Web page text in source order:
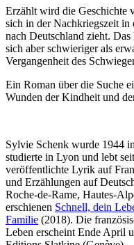
Erzählt wird die Geschichte
sich in der Nachkriegszeit
nach Deutschland zieht.
sich aber schwieriger als
Vergangenheit des
Ein Roman über die Suche
Wunden der Kindheit und
Sylvie Schenk wurde 1944
studierte in Lyon und lebt
veröffentlichte Lyrik auf
und Erzählungen auf
Roche-de-Rame, Hautes-
erschienen Schnell, dein
Familie (2018). Die
Leben erscheint Ende April